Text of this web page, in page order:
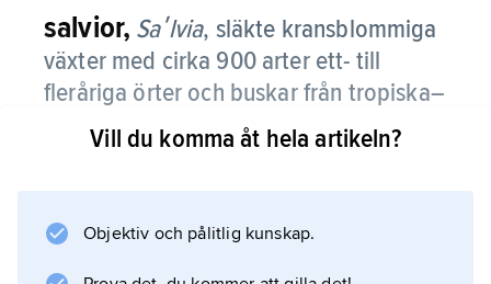
salvior, Saʹlvia, släkte kransblommiga
växter med cirka 900 arter ett- till
fleråriga örter och buskar från tropiska–
tempererade regioner.
innehåller bara två ståndare, med egenartad,
Vill du komma åt hela artikeln?
Objektiv och pålitlig kunskap.